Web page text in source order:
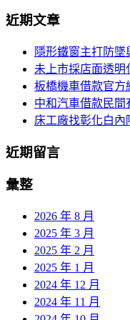
導
關
近期文章
隱形鐵窗主打防墜
未上市採店面透
板橋機車借款官方
中和汽車借款民
床工廠找彰化白
近期留言
彙整
2026 年 8 月
2025 年 3 月
2025 年 2 月
2025 年 1 月
2024 年 12 月
2024 年 11 月